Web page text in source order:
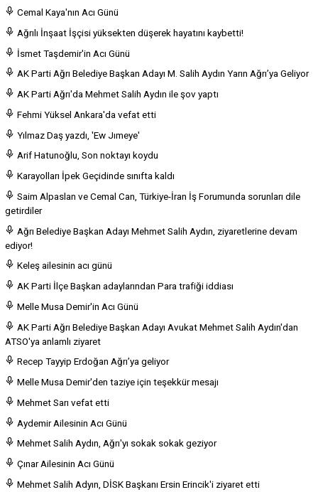
Cemal Kaya'nın Acı Günü
Ağrılı İnşaat İşçisi yüksekten düşerek hayatını kaybetti!
İsmet Taşdemir'in Acı Günü
AK Parti Ağrı Belediye Başkan Adayı M. Salih Aydın Yarın Ağrı’ya Geliyor
AK Parti Ağrı'da Mehmet Salih Aydın ile şov yaptı
Fehmi Yüksel Ankara'da vefat etti
Yılmaz Daş yazdı, 'Ew Jımeye'
Arif Hatunoğlu, Son noktayı koydu
Karayolları İpek Geçidinde sınıfta kaldı
Saim Alpaslan ve Cemal Can, Türkiye-İran İş Forumunda sorunları dile
getirdiler
Ağrı Belediye Başkan Adayı Mehmet Salih Aydın, ziyaretlerine devam
ediyor!
Keleş ailesinin acı günü
AK Parti İlçe Başkan adaylarından Para trafiği iddiası
Melle Musa Demir'in Acı Günü
AK Parti Ağrı Belediye Başkan Adayı Avukat Mehmet Salih Aydın'dan
ATSO'ya anlamlı ziyaret
Recep Tayyip Erdoğan Ağrı’ya geliyor
Melle Musa Demir'den taziye için teşekkür mesajı
Mehmet Sarı vefat etti
Aydemir Ailesinin Acı Günü
Mehmet Salih Aydın, Ağrı'yı sokak sokak geziyor
Çınar Ailesinin Acı Günü
Mehmet Salih Adyın, DİSK Başkanı Ersin Erincik'i ziyaret etti